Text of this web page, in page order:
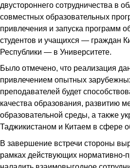
двустороннего сотрудничества в
совместных образовательных
привлечения и запуска программ
студентов и учащихся — граждан
Республики — в Университете.
Было отмечено, что реализация
привлечением опытных
преподавателей будет
качества образования, развитию
образовательной среды, а также
Таджикистаном и Китаем в сфере
В завершение встречи стороны
рамках действующих нормативно-